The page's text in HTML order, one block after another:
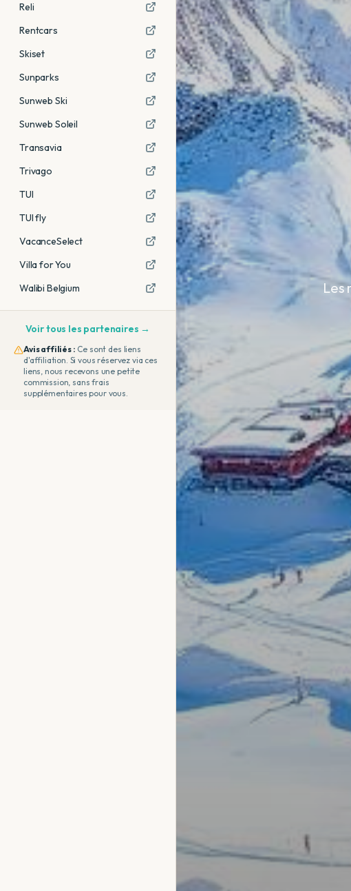
Les
Reli
Rentcars
Skiset
Sunparks
Sunweb Ski
Sunweb Soleil
Transavia
Trivago
TUI
TUI fly
VacanceSelect
Villa for You
Walibi Belgium
Voir tous les partenaires →
Avis affiliés : Ce sont des liens
d'affiliation. Si vous réservez via ces
liens, nous recevons une petite
commission, sans frais
supplémentaires pour vous.